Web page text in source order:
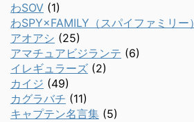
わSOV (1)
わSPY×FAMILY（スパイファミリー）
アオアシ (25)
アマチュアビジランテ (6)
イレギュラーズ (2)
カイジ (49)
カグラバチ (11)
キャプテン名言集 (5)